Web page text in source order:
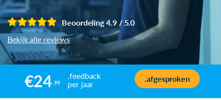
Beoordeling 4.9 / 5.0
Bekijk alle reviews
€24 ,99
.feedback
per jaar
.afgesproken